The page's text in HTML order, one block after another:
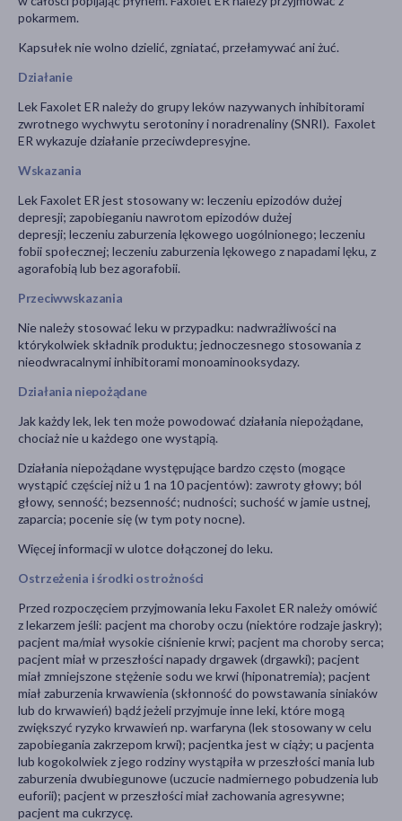
pokarmem.
Kapsułek nie wolno dzielić, zgniatać, przełamywać ani żuć.
Działanie
Lek Faxolet ER należy do grupy leków nazywanych inhibitorami
zwrotnego wychwytu serotoniny i noradrenaliny (SNRI). Faxolet
ER wykazuje działanie przeciwdepresyjne.
Wskazania
Lek Faxolet ER jest stosowany w: leczeniu epizodów dużej
depresji; zapobieganiu nawrotom epizodów dużej
depresji; leczeniu zaburzenia lękowego uogólnionego; leczeniu
fobii społecznej; leczeniu zaburzenia lękowego z napadami lęku, z
agorafobią lub bez agorafobii.
Przeciwwskazania
Nie należy stosować leku w przypadku: nadwrażliwości na
którykolwiek składnik produktu; jednoczesnego stosowania z
nieodwracalnymi inhibitorami monoaminooksydazy.
Działania niepożądane
Jak każdy lek, lek ten może powodować działania niepożądane,
chociaż nie u każdego one wystąpią.
Działania niepożądane występujące bardzo często (mogące
wystąpić częściej niż u 1 na 10 pacjentów): zawroty głowy; ból
głowy, senność; bezsenność; nudności; suchość w jamie ustnej,
zaparcia; pocenie się (w tym poty nocne).
Więcej informacji w ulotce dołączonej do leku.
Ostrzeżenia i środki ostrożności
Przed rozpoczęciem przyjmowania leku Faxolet ER należy omówić
z lekarzem jeśli: pacjent ma choroby oczu (niektóre rodzaje jaskry);
pacjent ma/miał wysokie ciśnienie krwi; pacjent ma choroby serca;
pacjent miał w przeszłości napady drgawek (drgawki); pacjent
miał zmniejszone stężenie sodu we krwi (hiponatremia); pacjent
miał zaburzenia krwawienia (skłonność do powstawania siniaków
lub do krwawień) bądź jeżeli przyjmuje inne leki, które mogą
zwiększyć ryzyko krwawień np. warfaryna (lek stosowany w celu
zapobiegania zakrzepom krwi); pacjentka jest w ciąży; u pacjenta
lub kogokolwiek z jego rodziny wystąpiła w przeszłości mania lub
zaburzenia dwubiegunowe (uczucie nadmiernego pobudzenia lub
euforii); pacjent w przeszłości miał zachowania agresywne;
pacjent ma cukrzycę.